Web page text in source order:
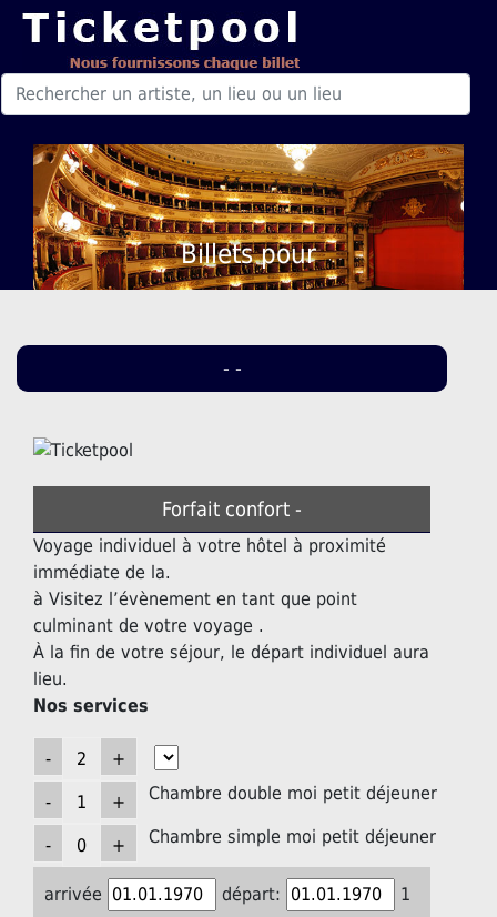
Billets pour
- -
Forfait confort -
Voyage individuel à votre hôtel à proximité
immédiate de la.
à Visitez l’évènement en tant que point
culminant de votre voyage .
À la fin de votre séjour, le départ individuel aura
lieu.
Nos services
Chambre double moi petit déjeuner
Chambre simple moi petit déjeuner
arrivée départ:
1